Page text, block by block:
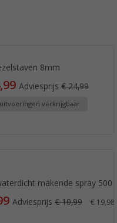
8mm
Adviesprijs€ 24,99
verkrijgbaar
makende spray 500
Adviesprijs€ 10,99 € 19,98